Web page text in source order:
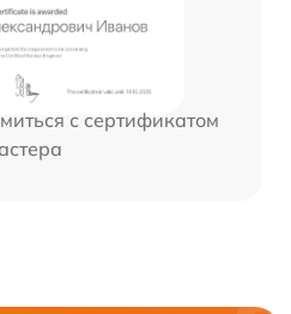
с сертификатом